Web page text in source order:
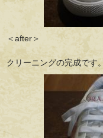
＜after＞
クリーニングの完成です。